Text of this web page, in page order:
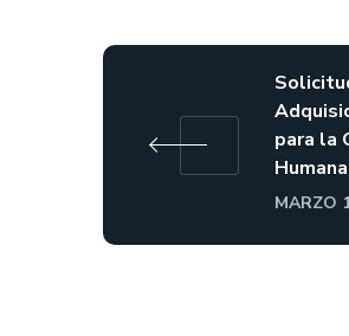
para la
MARZO